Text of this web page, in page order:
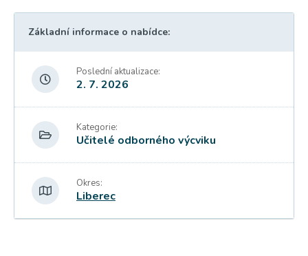
Základní informace o nabídce:
Poslední aktualizace:
2. 7. 2026
Kategorie:
Učitelé odborného výcviku
Okres:
Liberec